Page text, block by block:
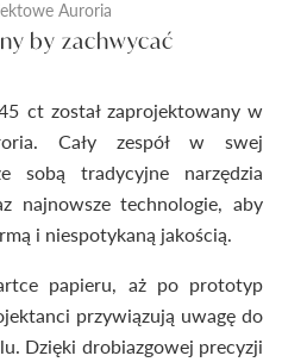
Auroria
by zachwycać
ct został zaprojektowany w
Cały zespół w swej
sobą tradycyjne narzędzia
najnowsze technologie, aby
i niespotykaną jakością.
papieru, aż po prototyp
przywiązują uwagę do
Dzięki drobiazgowej precyzji